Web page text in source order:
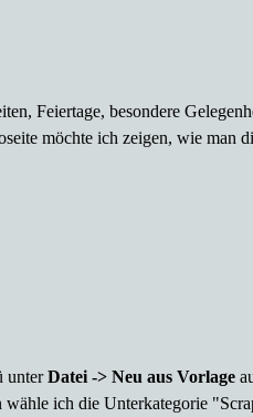
Feiertage, besondere
möchte ich zeigen, wie man
unter Datei -> Neu aus Vorlage
ich die Unterkategorie